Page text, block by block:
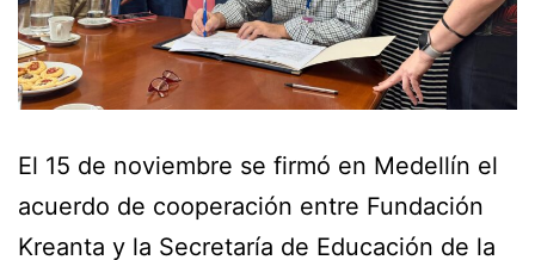
El 15 de noviembre se firmó en Medellín el
acuerdo de cooperación entre Fundación
Kreanta y la Secretaría de Educación de la